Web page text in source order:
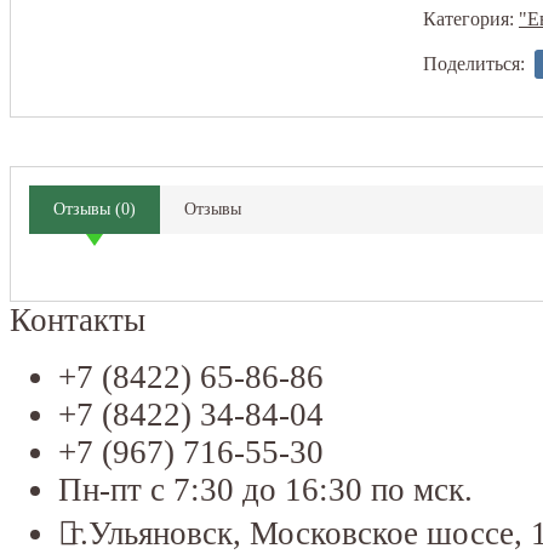
Категория:
Поделиться:
Отзывы (0) Отзывы
Контакты
+7 (8422) 65-86-86
+7 (8422) 34-84-04
+7 (967) 716-55-30
Пн-пт с 7:30 до 16:30 по мск.
г.Ульяновск, Московское шоссе,